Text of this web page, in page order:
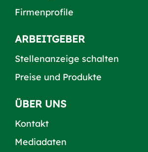
Firmenprofile
ARBEITGEBER
Stellenanzeige schalten
Preise und Produkte
ÜBER UNS
Kontakt
Mediadaten